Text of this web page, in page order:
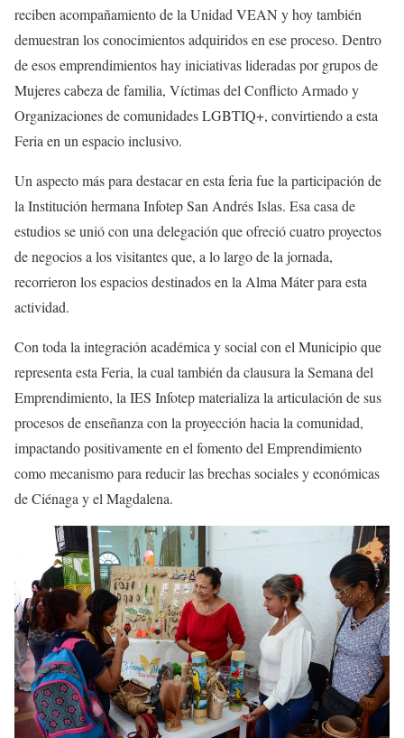
reciben acompañamiento de la Unidad VEAN y hoy también
demuestran los conocimientos adquiridos en ese proceso. Dentro
de esos emprendimientos hay iniciativas lideradas por grupos de
Mujeres cabeza de familia, Víctimas del Conflicto Armado y
Organizaciones de comunidades LGBTIQ+, convirtiendo a esta
Feria en un espacio inclusivo.
Un aspecto más para destacar en esta feria fue la participación de
la Institución hermana Infotep San Andrés Islas. Esa casa de
estudios se unió con una delegación que ofreció cuatro proyectos
de negocios a los visitantes que, a lo largo de la jornada,
recorrieron los espacios destinados en la Alma Máter para esta
actividad.
Con toda la integración académica y social con el Municipio que
representa esta Feria, la cual también da clausura la Semana del
Emprendimiento, la IES Infotep materializa la articulación de sus
procesos de enseñanza con la proyección hacia la comunidad,
impactando positivamente en el fomento del Emprendimiento
como mecanismo para reducir las brechas sociales y económicas
de Ciénaga y el Magdalena.